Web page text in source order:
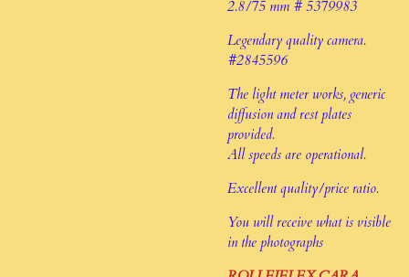
2.8/75 mm # 5379983
Legendary quality camera.
#2845596
The light meter works, generic
diffusion and rest plates
provided.
All speeds are operational.
Excellent quality/price ratio.
You will receive what is visible
in the photographs